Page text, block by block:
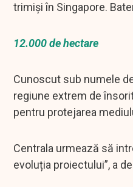
trimiși în Singapore.
12.000 de hectare
Cunoscut sub numele
regiune extrem de
pentru protejarea
Centrala urmează să
evoluția proiectului”, a